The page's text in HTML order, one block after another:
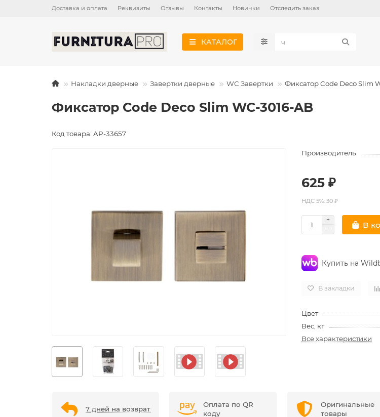
Доставка и оплата Реквизиты Отзывы Контакты Новинки Отследить заказ
КАТАЛОГ
Накладки дверные Завертки дверные WC Завертки Фиксатор Code Deco Slim
Фиксатор Code Deco Slim WC-3016-AB
Код товара: AP-33657
Производитель
625 ₽
НДС 5%: 30 ₽
В
Купить на
В закладки
Цвет
Вес, кг
Все характеристики
7 дней на возврат
Оплата по QR
коду
Оригинальные
товары